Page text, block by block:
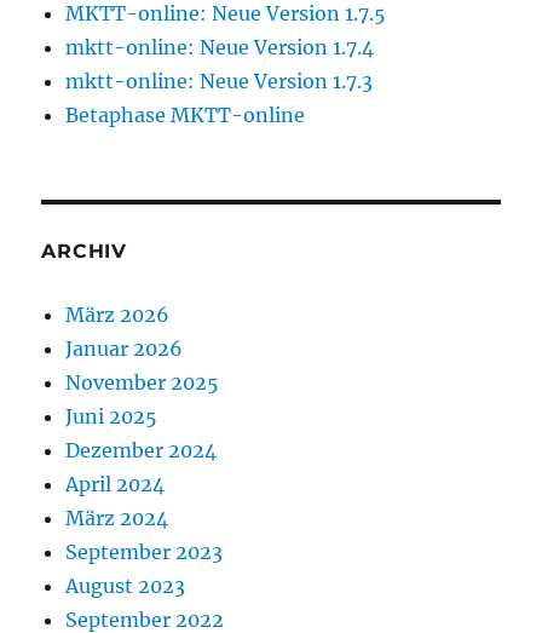
MKTT-online: Neue Version 1.7.5
mktt-online: Neue Version 1.7.4
mktt-online: Neue Version 1.7.3
Betaphase MKTT-online
ARCHIV
März 2026
Januar 2026
November 2025
Juni 2025
Dezember 2024
April 2024
März 2024
September 2023
August 2023
September 2022